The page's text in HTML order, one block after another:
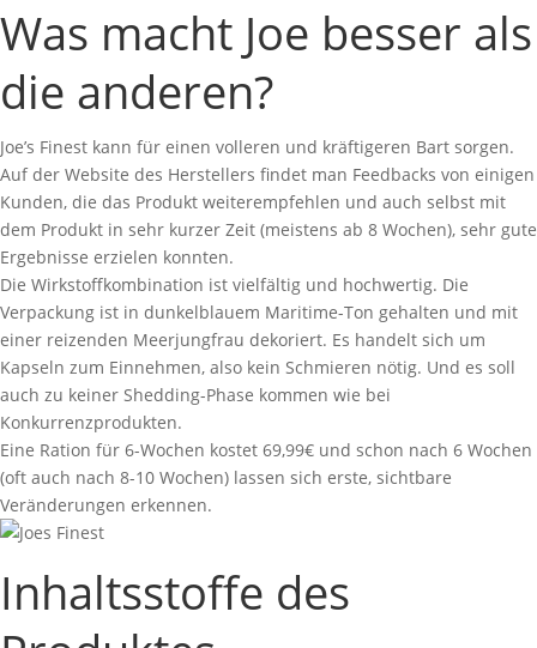
Was macht Joe besser als
die anderen?
Joe’s Finest kann für einen volleren und kräftigeren Bart sorgen.
Auf der Website des Herstellers findet man Feedbacks von einigen
Kunden, die das Produkt weiterempfehlen und auch selbst mit
dem Produkt in sehr kurzer Zeit (meistens ab 8 Wochen), sehr gute
Ergebnisse erzielen konnten.
Die Wirkstoffkombination ist vielfältig und hochwertig. Die
Verpackung ist in dunkelblauem Maritime-Ton gehalten und mit
einer reizenden Meerjungfrau dekoriert. Es handelt sich um
Kapseln zum Einnehmen, also kein Schmieren nötig. Und es soll
auch zu keiner Shedding-Phase kommen wie bei
Konkurrenzprodukten.
Eine Ration für 6-Wochen kostet 69,99€ und schon nach 6 Wochen
(oft auch nach 8-10 Wochen) lassen sich erste, sichtbare
Veränderungen erkennen.
Inhaltsstoffe des